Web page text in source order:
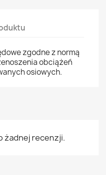
zgodne z normą
obciążeń
osiowych.
żadnej recenzji.